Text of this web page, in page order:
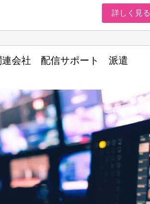
詳しく見る
会社 配信サポート 派遣